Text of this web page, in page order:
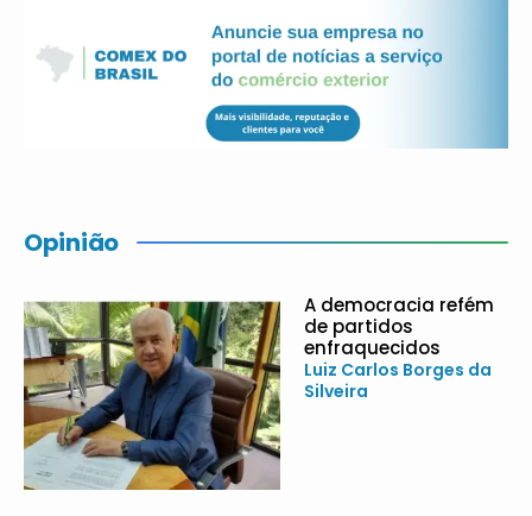
Opinião
A democracia refém
de partidos
enfraquecidos
Luiz Carlos Borges da
Silveira